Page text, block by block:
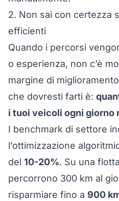
2. Non sai con certezza
efficienti
Quando i percorsi
o esperienza, non c’è
margine di
che dovresti farti è:
i tuoi veicoli ogni giorno
I benchmark di settore
l’ottimizzazione
del 10-20%. Su una
percorrono 300 km al
risparmiare fino a 900